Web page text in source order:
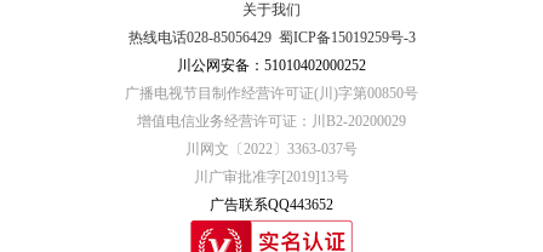
关于我们
热线电话028-85056429 蜀ICP备15019259号-3
川公网安备：51010402000252
广播电视节目制作经营许可证(川)字第00850号
增值电信业务经营许可证：川B2-20200029
川网文〔2022〕3363-037号
川广审批准字[2019]13号
广告联系QQ443652